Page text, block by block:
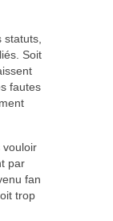
Soit
fautes
vouloir
par
fan
trop